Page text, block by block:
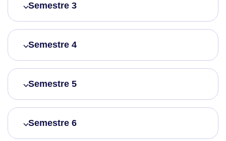
Semestre 3
Semestre 4
Semestre 5
Semestre 6